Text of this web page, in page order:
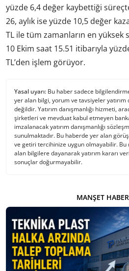
yüzde 6,4 değer kaybettiği
26, aylık ise yüzde 10,5 değer
TL ile tüm zamanların en yüksek
10 Ekim saat 15.51 itibarıyla
TL’den işlem görüyor.
Yasal uyarı: Bu haber sadece
yer alan bilgi, yorum ve tavsiyeler yatırım
değildir. Yatırım danışmanlığı hizmeti,
şirketleri ve mevduat kabul etmeyen
imzalanacak yatırım danışmanlığı
sunulmaktadır. Bu haberde yer alan
ve getiri tercihinize uygun olmayabilir. Bu
alan bilgilere dayanarak yatırım kararı
sonuçlar doğurmayabilir.
MANŞET